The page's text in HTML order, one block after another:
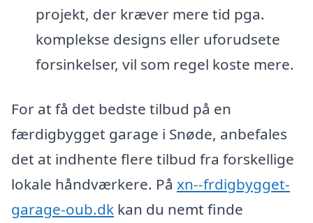
projekt, der kræver mere tid pga.
komplekse designs eller uforudsete
forsinkelser, vil som regel koste mere.
For at få det bedste tilbud på en
færdigbygget garage i Snøde, anbefales
det at indhente flere tilbud fra forskellige
lokale håndværkere. På xn--frdigbygget-
garage-oub.dk kan du nemt finde